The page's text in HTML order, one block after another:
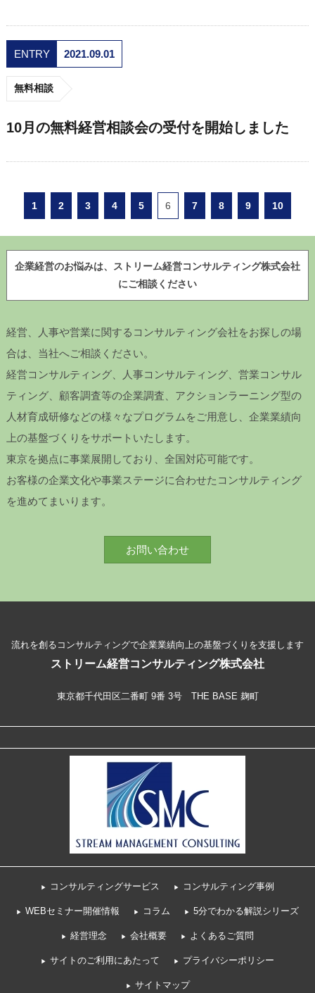
ENTRY 2021.09.01
無料相談
10月の無料経営相談会の受付を開始しました
1 2 3 4 5 6 7 8 9 10
企業経営のお悩みは、ストリーム経営コンサルティング株式会社
にご相談ください
経営、人事や営業に関するコンサルティング会社をお探しの場
合は、当社へご相談ください。
経営コンサルティング、人事コンサルティング、営業コンサル
ティング、顧客調査等の企業調査、アクションラーニング型の
人材育成研修などの様々なプログラムをご用意し、企業業績向
上の基盤づくりをサポートいたします。
東京を拠点に事業展開しており、全国対応可能です。
お客様の企業文化や事業ステージに合わせたコンサルティング
を進めてまいります。
お問い合わせ
流れを創るコンサルティングで企業業績向上の基盤づくりを支援します
ストリーム経営コンサルティング株式会社
東京都千代田区二番町 9番 3号 THE BASE 麹町
コンサルティングサービス コンサルティング事例
WEBセミナー開催情報 コラム 5分でわかる解説シリーズ
経営理念 会社概要 よくあるご質問
サイトのご利用にあたって プライバシーポリシー
サイトマップ